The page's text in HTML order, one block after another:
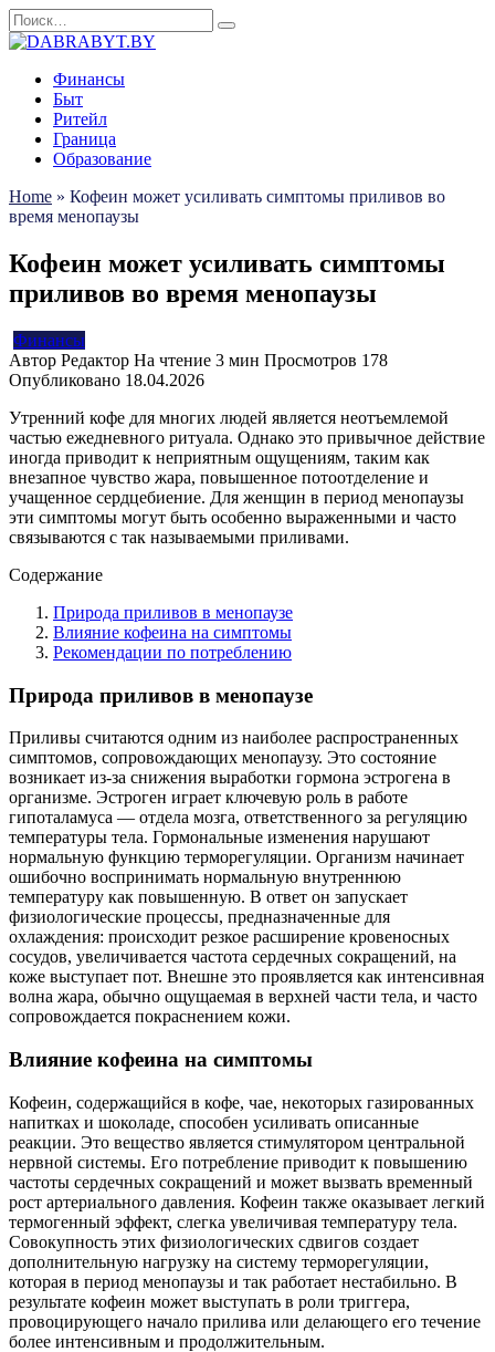
Перейти
к
Search
for:
Финансы
Быт
Ритейл
Граница
Образование
Home » Кофеин может усиливать симптомы приливов во
время менопаузы
Кофеин может усиливать симптомы
приливов во время менопаузы
Финансы
Автор Редактор На чтение 3 мин Просмотров 178
Опубликовано 18.04.2026
Утренний кофе для многих людей является неотъемлемой
частью ежедневного ритуала. Однако это привычное действие
иногда приводит к неприятным ощущениям, таким как
внезапное чувство жара, повышенное потоотделение и
учащенное сердцебиение. Для женщин в период менопаузы
эти симптомы могут быть особенно выраженными и часто
связываются с так называемыми приливами.
Содержание
Природа приливов в менопаузе
Влияние кофеина на симптомы
Рекомендации по потреблению
Природа приливов в менопаузе
Приливы считаются одним из наиболее распространенных
симптомов, сопровождающих менопаузу. Это состояние
возникает из-за снижения выработки гормона эстрогена в
организме. Эстроген играет ключевую роль в работе
гипоталамуса — отдела мозга, ответственного за регуляцию
температуры тела. Гормональные изменения нарушают
нормальную функцию терморегуляции. Организм начинает
ошибочно воспринимать нормальную внутреннюю
температуру как повышенную. В ответ он запускает
физиологические процессы, предназначенные для
охлаждения: происходит резкое расширение кровеносных
сосудов, увеличивается частота сердечных сокращений, на
коже выступает пот. Внешне это проявляется как интенсивная
волна жара, обычно ощущаемая в верхней части тела, и часто
сопровождается покраснением кожи.
Влияние кофеина на симптомы
Кофеин, содержащийся в кофе, чае, некоторых газированных
напитках и шоколаде, способен усиливать описанные
реакции. Это вещество является стимулятором центральной
нервной системы. Его потребление приводит к повышению
частоты сердечных сокращений и может вызвать временный
рост артериального давления. Кофеин также оказывает легкий
термогенный эффект, слегка увеличивая температуру тела.
Совокупность этих физиологических сдвигов создает
дополнительную нагрузку на систему терморегуляции,
которая в период менопаузы и так работает нестабильно. В
результате кофеин может выступать в роли триггера,
провоцирующего начало прилива или делающего его течение
более интенсивным и продолжительным.